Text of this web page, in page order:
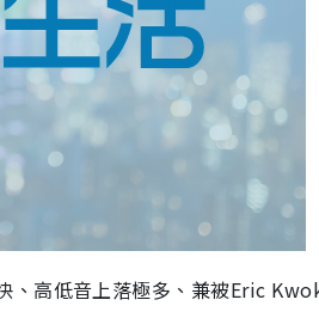
、高低音上落極多、兼被Eric